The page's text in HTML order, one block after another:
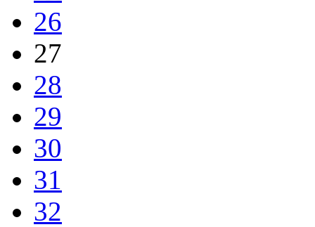
26
27
28
29
30
31
32